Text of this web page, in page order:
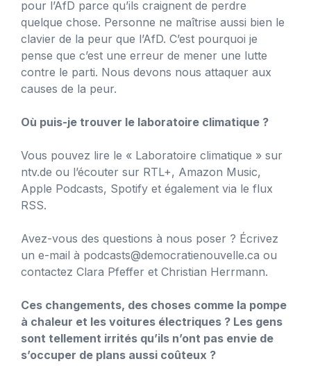
pour l’AfD parce qu’ils craignent de perdre
quelque chose. Personne ne maîtrise aussi bien le
clavier de la peur que l’AfD. C’est pourquoi je
pense que c’est une erreur de mener une lutte
contre le parti. Nous devons nous attaquer aux
causes de la peur.
Où puis-je trouver le laboratoire climatique ?
Vous pouvez lire le « Laboratoire climatique » sur
ntv.de ou l’écouter sur RTL+, Amazon Music,
Apple Podcasts, Spotify et également via le flux
RSS.
Avez-vous des questions à nous poser ? Écrivez
un e-mail à podcasts@democratienouvelle.ca ou
contactez Clara Pfeffer et Christian Herrmann.
Ces changements, des choses comme la pompe
à chaleur et les voitures électriques ? Les gens
sont tellement irrités qu’ils n’ont pas envie de
s’occuper de plans aussi coûteux ?